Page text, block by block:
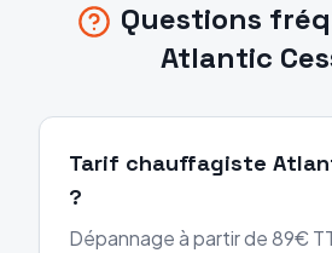
Questions
Atlantic
Tarif chauffagiste
?
Dépannage à partir de 89€